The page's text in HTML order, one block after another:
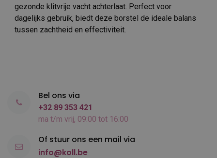
gezonde klitvrije vacht achterlaat. Perfect voor
dagelijks gebruik, biedt deze borstel de ideale balans
tussen zachtheid en effectiviteit.
Bel ons via
+32 89 353 421
ma t/m vrij, 09:00 tot 16:00
Of stuur ons een mail via
info@koll.be